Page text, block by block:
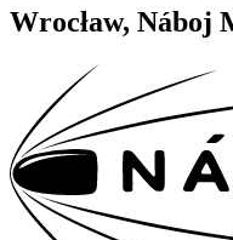
Wrocław, Náboj